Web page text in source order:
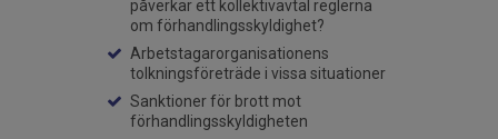
påverkar ett kollektivavtal reglerna
om förhandlingsskyldighet?
Arbetstagarorganisationens
tolkningsföreträde i vissa situationer
Sanktioner för brott mot
förhandlingsskyldigheten